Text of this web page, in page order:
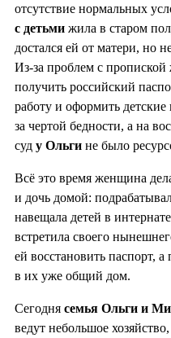
отсутствие нормальных
с детьми жила в старом
достался ей от матери, но
Из-за проблем с
получить российский
работу и оформить детские
за чертой бедности, а на
суд у Ольги не было
Всё это время женщина
и дочь домой:
навещала детей в
встретила своего
ей восстановить паспорт, а
в их уже общий дом.
Сегодня семья Ольги и
ведут небольшое